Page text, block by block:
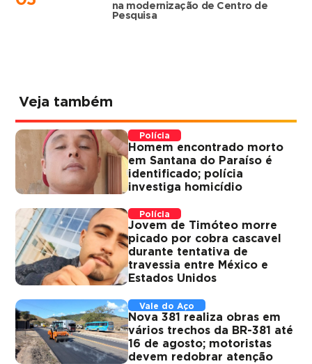
na modernização de Centro de
Pesquisa
Veja também
Polícia
Homem encontrado morto
em Santana do Paraíso é
identificado; polícia
investiga homicídio
Polícia
Jovem de Timóteo morre
picado por cobra cascavel
durante tentativa de
travessia entre México e
Estados Unidos
Vale do Aço
Nova 381 realiza obras em
vários trechos da BR-381 até
16 de agosto; motoristas
devem redobrar atenção